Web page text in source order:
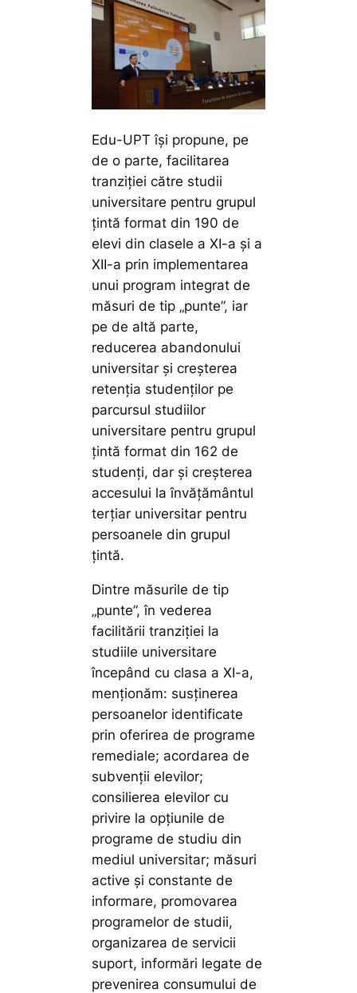
Edu-UPT își propune, pe
de o parte, facilitarea
tranziției către studii
universitare pentru grupul
țintă format din 190 de
elevi din clasele a XI-a și a
XII-a prin implementarea
unui program integrat de
măsuri de tip „punte”, iar
pe de altă parte,
reducerea abandonului
universitar și creșterea
retenția studenților pe
parcursul studiilor
universitare pentru grupul
țintă format din 162 de
studenți, dar și creșterea
accesului la învățământul
terțiar universitar pentru
persoanele din grupul
țintă.
Dintre măsurile de tip
„punte”, în vederea
facilitării tranziției la
studiile universitare
începând cu clasa a XI-a,
menționăm: susținerea
persoanelor identificate
prin oferirea de programe
remediale; acordarea de
subvenții elevilor;
consilierea elevilor cu
privire la opțiunile de
programe de studiu din
mediul universitar; măsuri
active și constante de
informare, promovarea
programelor de studii,
organizarea de servicii
suport, informări legate de
prevenirea consumului de